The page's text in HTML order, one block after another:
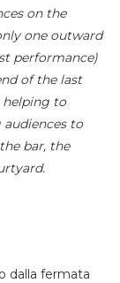
on the
one outward
performance)
of the last
helping to
to
bar, the
dalla fermata